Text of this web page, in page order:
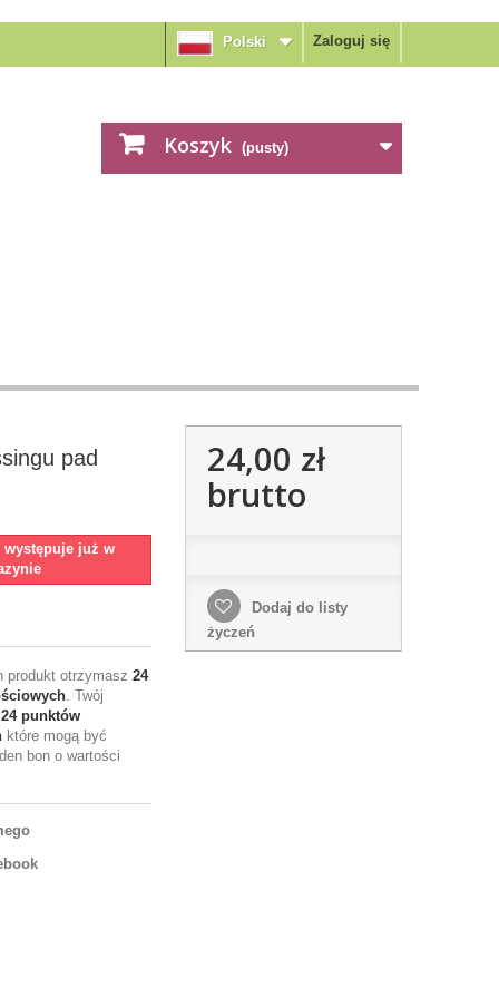
Zaloguj się
Polski
Koszyk (pusty)
pad
występuje już w
produkt otrzymasz 24
. Twój
24punktów
które mogą być
bon o wartości
24,00 zł
brutto
Dodaj do listy
życzeń